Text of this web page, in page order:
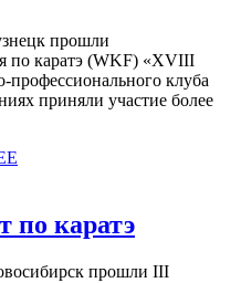
прошли
по каратэ (WKF) «XVIII
профессионального клуба
приняли участие более
по каратэ
прошли III